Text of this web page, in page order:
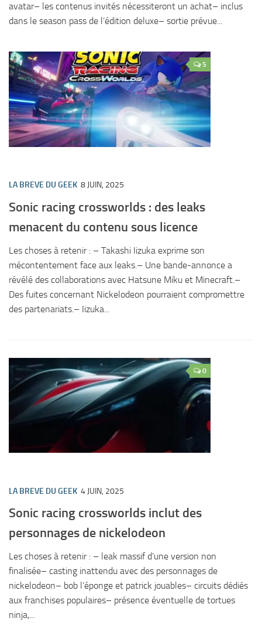
avatar– les contenus invités nécessiteront un achat– inclus
dans le season pass de l’édition deluxe– sortie prévue...
5
LA BREVE DU GEEK 8 JUIN, 2025
Sonic racing crossworlds : des leaks
menacent du contenu sous licence
Les choses à retenir : – Takashi Iizuka exprime son
mécontentement face aux leaks.– Une bande-annonce a
révélé des collaborations avec Hatsune Miku et Minecraft.–
Des fuites concernant Nickelodeon pourraient compromettre
des partenariats.– Iizuka...
0
LA BREVE DU GEEK 4 JUIN, 2025
Sonic racing crossworlds inclut des
personnages de nickelodeon
Les choses à retenir : – leak massif d’une version non
finalisée– casting inattendu avec des personnages de
nickelodeon– bob l’éponge et patrick jouables– circuits dédiés
aux franchises populaires– présence éventuelle de tortues
ninja,...